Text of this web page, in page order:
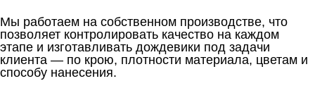
Мы работаем на собственном производстве, что
позволяет контролировать качество на каждом
этапе и изготавливать дождевики под задачи
клиента — по крою, плотности материала, цветам и
способу нанесения.